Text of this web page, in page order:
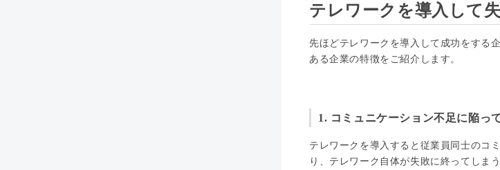
テレワークを導入して
先ほどテレワークを導入して成功をする
ある企業の特徴をご紹介します。
1. コミュニケーション不足に陥っ
テレワークを導入すると従業員同士のコ
り、テレワーク自体が失敗に終ってしま